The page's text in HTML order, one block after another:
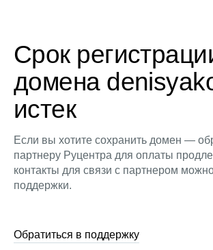
Срок
домена
истек
Если вы хотите сохранить домен —
партнеру Руцентра для оплаты
контакты для связи с партнером
поддержки.
Обратиться в поддержку